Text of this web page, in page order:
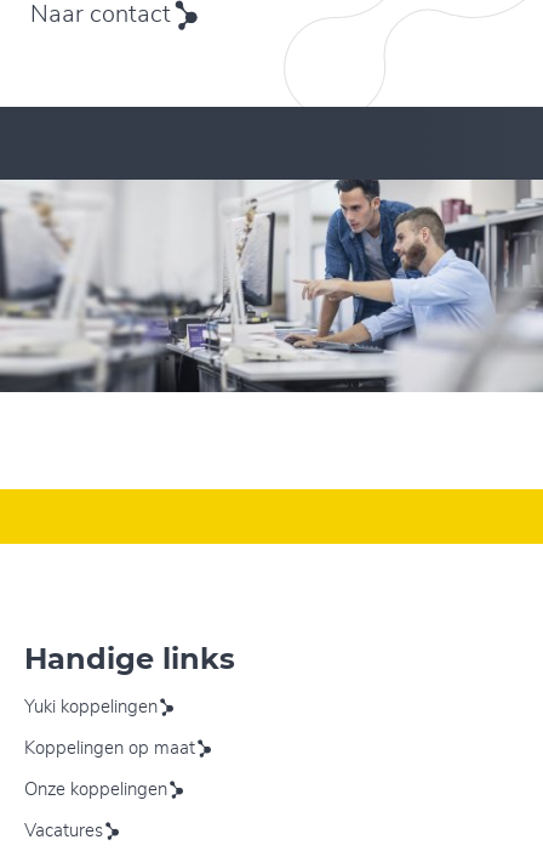
Naar contact
Handige links
Yuki koppelingen
Koppelingen op maat
Onze koppelingen
Vacatures